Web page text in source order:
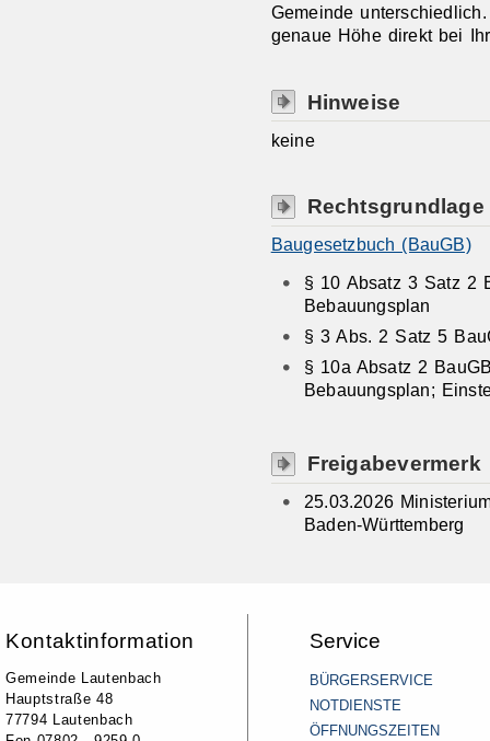
Gemeinde
genaue Höhe direkt bei
Hinweise
keine
Rechtsgrundlage
Baugesetzbuch (BauGB)
§ 10 Absatz 3 Satz 2
Bebauungsplan
§ 3 Abs. 2 Satz 5
§ 10a Absatz 2
Bebauungsplan;
Freigabevermerk
25.03.2026
Baden-Württemberg
Kontaktinformation
Gemeinde Lautenbach
Hauptstraße 48
77794 Lautenbach
Service
BÜRGERSERVICE
NOTDIENSTE
ÖFFNUNGSZEITEN